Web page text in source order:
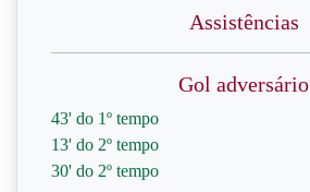
Assistências
Gol adversário
43' do 1º tempo
13' do 2º tempo
30' do 2º tempo